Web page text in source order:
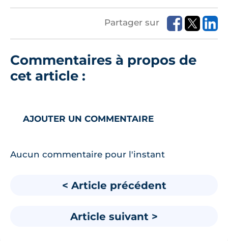
Partager sur
Commentaires à propos de
cet article :
AJOUTER UN COMMENTAIRE
Aucun commentaire pour l'instant
< Article précédent
Article suivant >